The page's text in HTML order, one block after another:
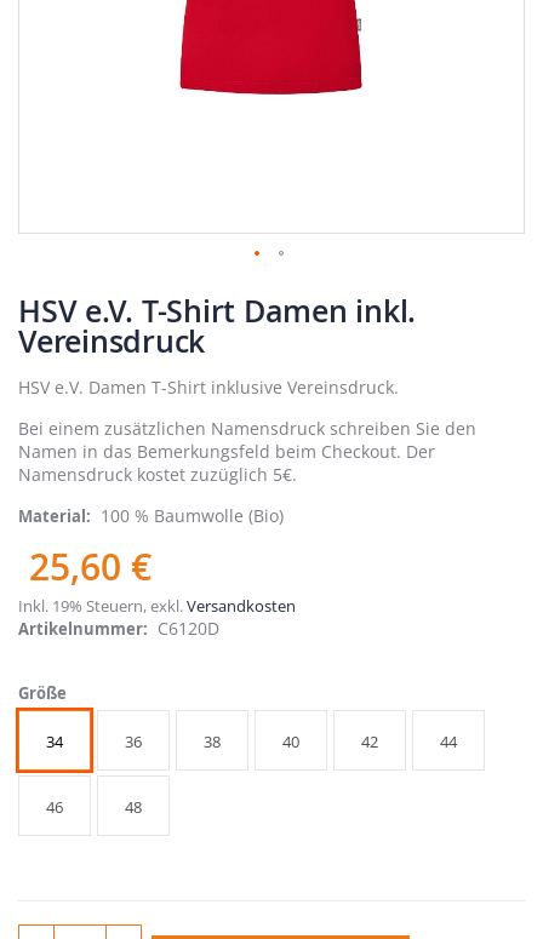
Anfang
der
Bildergalerie
HSV e.V. T-Shirt Damen inkl.
Vereinsdruck
HSV e.V. Damen T-Shirt inklusive Vereinsdruck.
Bei einem zusätzlichen Namensdruck schreiben Sie den
Namen in das Bemerkungsfeld beim Checkout. Der
Namensdruck kostet zuzüglich 5€.
Material 100 % Baumwolle (Bio)
25,60 €
Inkl. 19% Steuern,exkl. Versandkosten
Artikelnummer
C6120D
Größe
34 36 38 40 42 44
46 48